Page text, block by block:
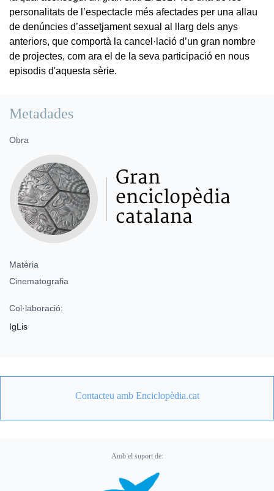
personalitats de l’espectacle més afectades per una allau
de denúncies d’assetjament sexual al llarg dels anys
anteriors, que comportà la cancel·lació d’un gran nombre
de projectes, com ara el de la seva participació en nous
episodis d'aquesta sèrie.
Metadades
Obra
Matèria
Cinematografia
Col·laboració:
IgLis
Contacteu amb Enciclopèdia.cat
Amb el suport de: